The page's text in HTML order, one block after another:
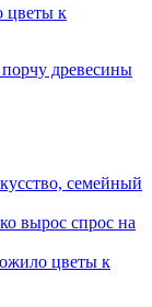
цветы к
древесины
семейный
вырос спрос на
цветы к